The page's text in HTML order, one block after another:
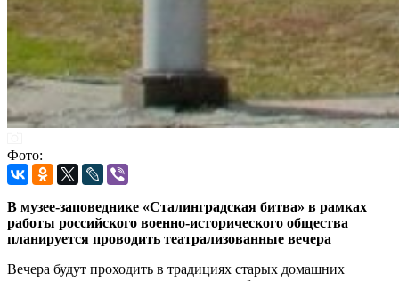
Фото:
В музее-заповеднике «Сталинградская битва» в рамках
работы российского военно-исторического общества
планируется проводить театрализованные вечера
Вечера будут проходить в традициях старых домашних